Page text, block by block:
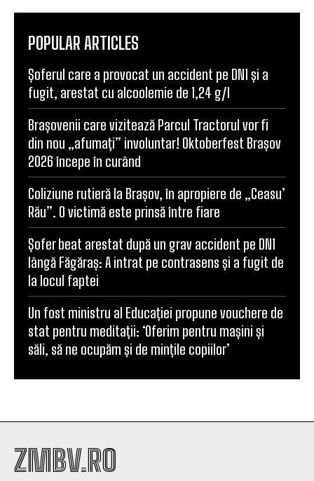
POPULAR ARTICLES
Șoferul care a provocat un accident pe DN1 și a
fugit, arestat cu alcoolemie de 1,24 g/l
Brașovenii care vizitează Parcul Tractorul vor fi
din nou „afumați” involuntar! Oktoberfest Brașov
2026 începe în curând
Coliziune rutieră la Brașov, în apropiere de „Ceasu’
Rău”. O victimă este prinsă între fiare
Șofer beat arestat după un grav accident pe DN1
lângă Făgăraș: A intrat pe contrasens și a fugit de
la locul faptei
Un fost ministru al Educației propune vouchere de
stat pentru meditații: ‘Oferim pentru mașini și
săli, să ne ocupăm și de mințile copiilor’
ZMBV.RO